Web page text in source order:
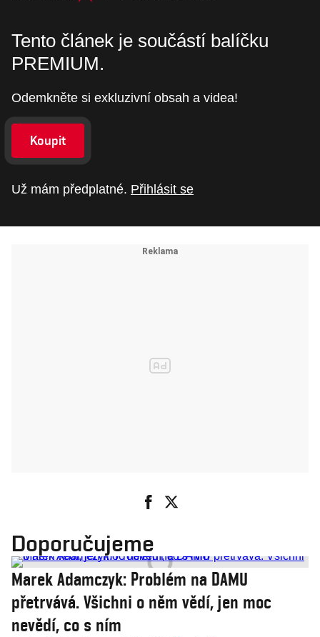
Tento článek je součástí balíčku
PREMIUM.
Odemkněte si exkluzivní obsah a videa!
Koupit
Už mám předplatné. Přihlásit se
Doporučujeme
Marek Adamczyk: Problém na DAMU
přetrvává. Všichni o něm vědí, jen moc
nevědí, co s ním